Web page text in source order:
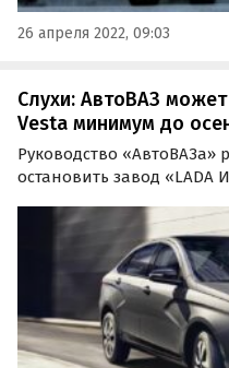
26 апреля 2022, 09:03
Слухи: АвтоВАЗ может
Vesta минимум до
Руководство
остановить завод «LADA
текущего года. Об этом
Avtograd News со
друг от друга…